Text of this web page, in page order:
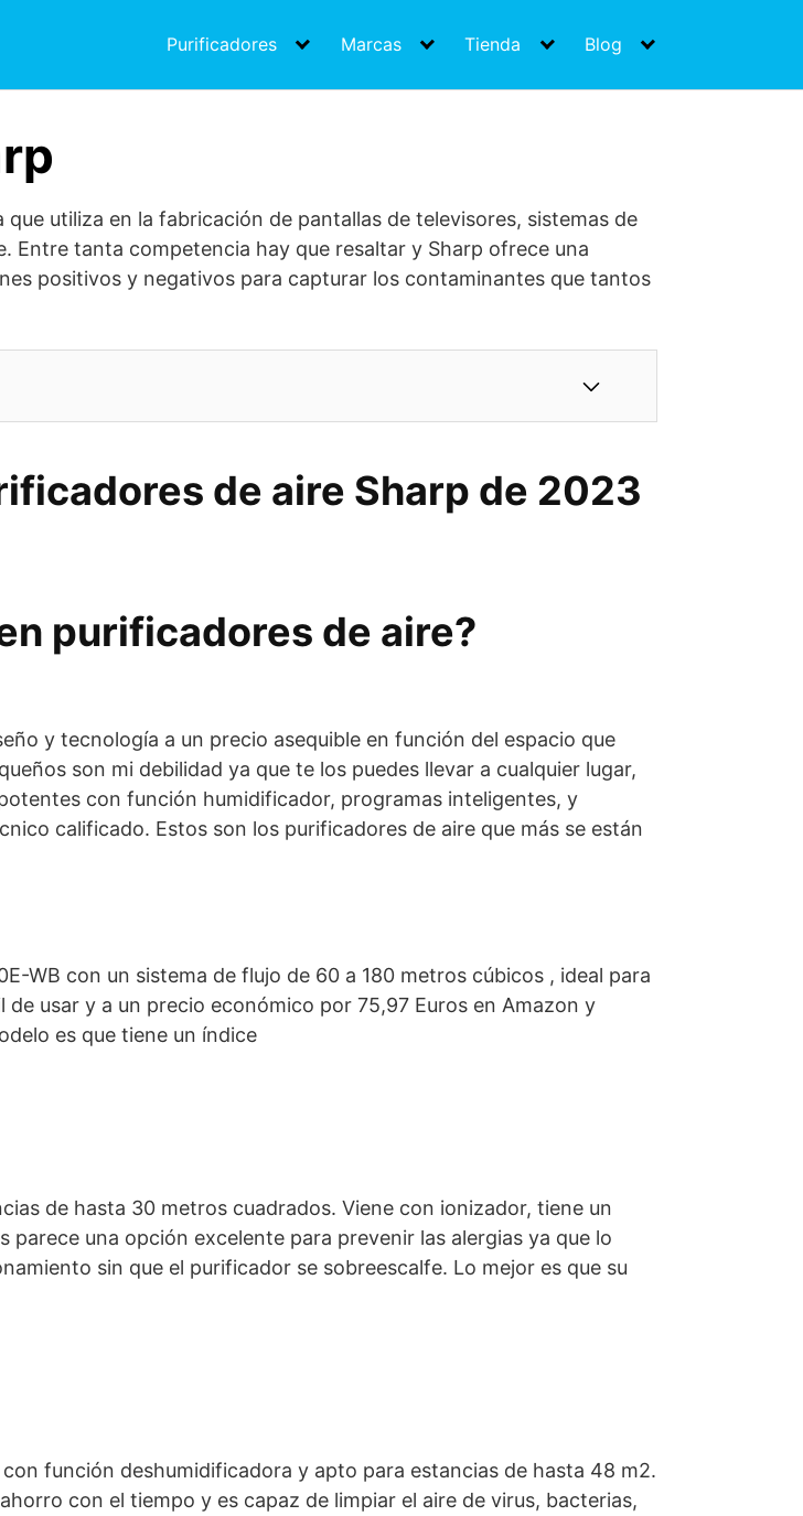
Purificadores Marcas Tienda Blog
utiliza en la fabricación de pantallas de televisores, sistemas de
Entre tanta competencia hay que resaltar y Sharp ofrece una
positivos y negativos para capturar los contaminantes que tantos
de aire Sharp de 2023
purificadores de aire?
y tecnología a un precio asequible en función del espacio que
son mi debilidad ya que te los puedes llevar a cualquier lugar,
con función humidificador, programas inteligentes, y
calificado. Estos son los purificadores de aire que más se están
WB con un sistema de flujo de 60 a 180 metros cúbicos , ideal para
usar y a un precio económico por 75,97 Euros en Amazon y
es que tiene un índice
de hasta 30 metros cuadrados. Viene con ionizador, tiene un
una opción excelente para prevenir las alergias ya que lo
sin que el purificador se sobreescalfe. Lo mejor es que su
función deshumidificadora y apto para estancias de hasta 48 m2.
con el tiempo y es capaz de limpiar el aire de virus, bacterias,